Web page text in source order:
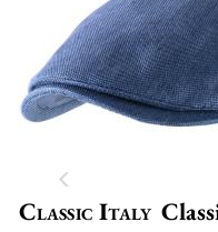
Classic Italy